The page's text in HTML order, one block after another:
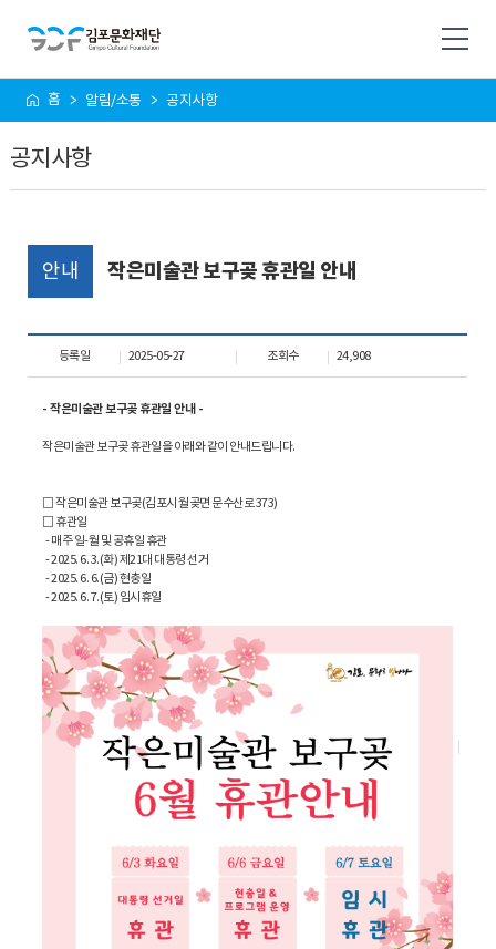
사
이
맵
홈 알림/소통 공지사항
공지사항
안내 작은미술관 보구곶 휴관일 안내
등록일 2025-05-27 조회수 24,908
- 작은미술관 보구곶 휴관일 안내 -
작은미술관 보구곶 휴관일을 아래와 같이 안내드립니다.
□ 작은미술관 보구곶(김포시 월곶면 문수산로 373)
□ 휴관일
- 매주 일-월 및 공휴일 휴관
- 2025. 6. 3.(화) 제21대 대통령 선거
- 2025. 6. 6.(금) 현충일
- 2025. 6. 7.(토) 임시휴일